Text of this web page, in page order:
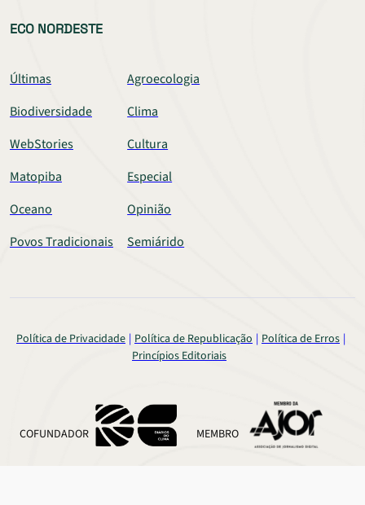
ECO NORDESTE
Últimas
Agroecologia
Biodiversidade
Clima
WebStories
Cultura
Matopiba
Especial
Oceano
Opinião
Povos Tradicionais
Semiárido
Política de Privacidade Política de Republicação Política de Erros
Princípios Editoriais
COFUNDADOR MEMBRO